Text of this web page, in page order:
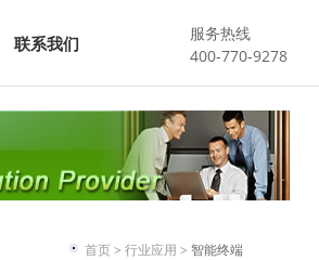
联系我们
服务热线
400-770-9278
首页> 行业应用 > 智能终端